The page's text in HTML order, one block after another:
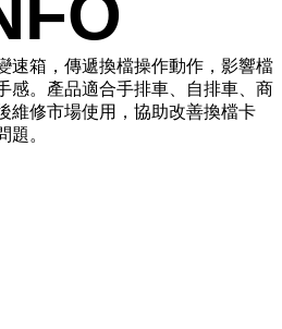
速箱，傳遞換檔操作動作，影響檔
感。產品適合手排車、自排車、商
維修市場使用，協助改善換檔卡
題。